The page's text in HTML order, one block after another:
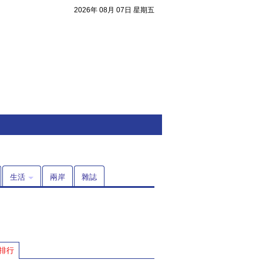
2026年 08月 07日 星期五
生活 兩岸 雜誌
行